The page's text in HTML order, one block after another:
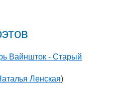
Вайншток - Старый
Ленская)